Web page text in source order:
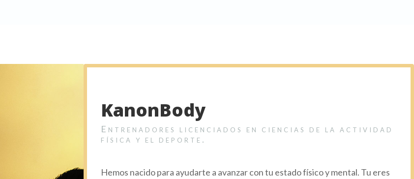
KanonBody
Entrenadores licenciados en ciencias de la actividad
física y el deporte.
Hemos nacido para ayudarte a avanzar con tu estado físico y mental. Tu eres